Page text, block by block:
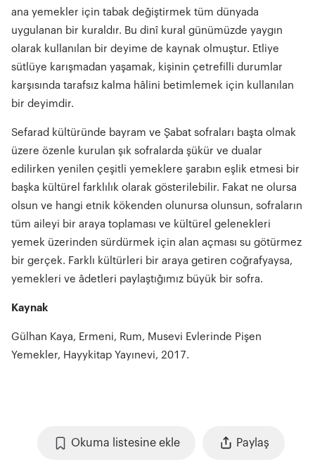
ana yemekler için tabak değiştirmek tüm dünyada
uygulanan bir kuraldır. Bu dinî kural günümüzde yaygın
olarak kullanılan bir deyime de kaynak olmuştur. Etliye
sütlüye karışmadan yaşamak, kişinin çetrefilli durumlar
karşısında tarafsız kalma hâlini betimlemek için kullanılan
bir deyimdir.
Sefarad kültüründe bayram ve Şabat sofraları başta olmak
üzere özenle kurulan şık sofralarda şükür ve dualar
edilirken yenilen çeşitli yemeklere şarabın eşlik etmesi bir
başka kültürel farklılık olarak gösterilebilir. Fakat ne olursa
olsun ve hangi etnik kökenden olunursa olunsun, sofraların
tüm aileyi bir araya toplaması ve kültürel gelenekleri
yemek üzerinden sürdürmek için alan açması su götürmez
bir gerçek. Farklı kültürleri bir araya getiren coğrafyaysa,
yemekleri ve âdetleri paylaştığımız büyük bir sofra.
Kaynak
Gülhan Kaya, Ermeni, Rum, Musevi Evlerinde Pişen
Yemekler, Hayykitap Yayınevi, 2017.
Okuma listesine ekle Paylaş